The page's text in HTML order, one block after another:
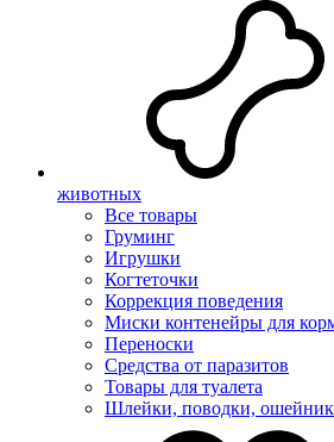
животных
Все товары
Груминг
Игрушки
Когтеточки
Коррекция поведения
Миски контенейры для
Переноски
Средства от паразитов
Товары для туалета
Шлейки, поводки,